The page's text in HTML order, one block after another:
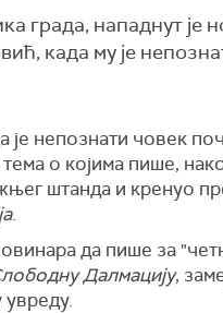
града, нападнут је
када му је
је непознати човек
о којима пише,
штанда и кренуо
.
да пише за
Далмацију,